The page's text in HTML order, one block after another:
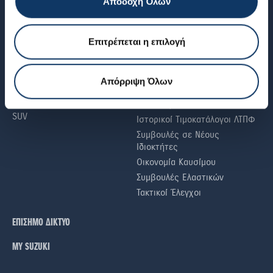
Επιτρέπεται η επιλογή
Απόρριψη Όλων
SUZUKI WORLD
SUZUKI
Νέα & Άρθρα
Γιατί SUZUKI
Περιβάλλον
Υβριδικά αυτοκίνητα
Μικρά αυτοκίνητα
SUV
ΧΡΗΣΙΜΕΣ ΠΛΗΡΟΦΟΡΙΕΣ
Αίτηση Έκδοσης
Πιστοποιητικού Συμμόρφωσης
(COC)
Βεβαίωση Εξοπλισμού
Εισαγόμενου Μεταχειρισμένου
Ιστορικοί Τιμοκατάλογοι ΛΤΠΦ
Συμβουλές σε Nέους
Iδιοκτήτες
Οικονομία Καυσίμου
Συμβουλές Ελαστικών
Τακτικοί Έλεγχοι
ΕΠΙΣΗΜΟ ΔΙΚΤΥΟ
ΜΥ SUZUKI